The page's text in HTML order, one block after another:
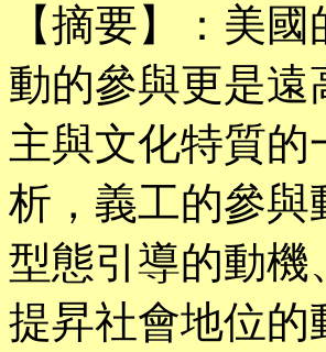
【摘要】：美
動的參與更是
主與文化特質的
析，義工的參與
型態引導的動機
提昇社會地位的